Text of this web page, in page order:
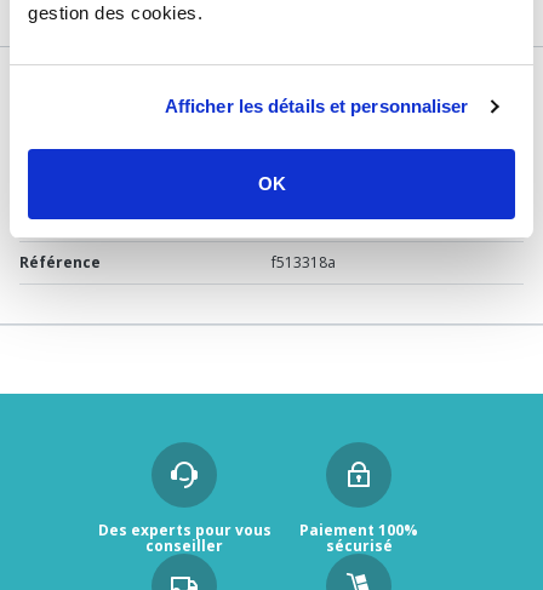
gestion des cookies.
Afficher les détails et personnaliser
OK
DESCRIPTIF
DISFLEX
Garantie 2 ans
Référence f513318a
Des experts pour vous
conseiller
Paiement 100%
sécurisé